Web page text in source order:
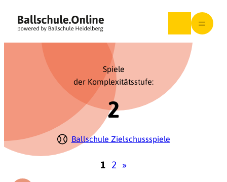
Inhalt
springen
Spiele
der Komplexitätsstufe:
2
Ballschule Zielschussspiele
1 2 »